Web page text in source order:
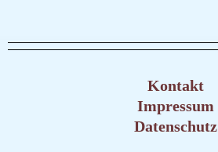
Kontakt
Impressum
Datenschutz